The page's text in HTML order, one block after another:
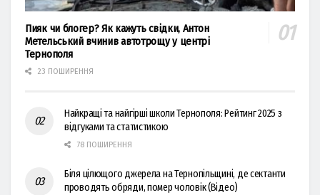
Пияк чи блогер? Як кажуть свідки, Антон
Метельський вчинив автотрощу у центрі
Тернополя
23 ПОШИРЕННЯ
Найкращі та найгірші школи Тернополя: Рейтинг 2025 з
відгуками та статистикою
78 ПОШИРЕННЯ
Біля цілющого джерела на Тернопільщині, де сектанти
проводять обряди, помер чоловік (Відео)